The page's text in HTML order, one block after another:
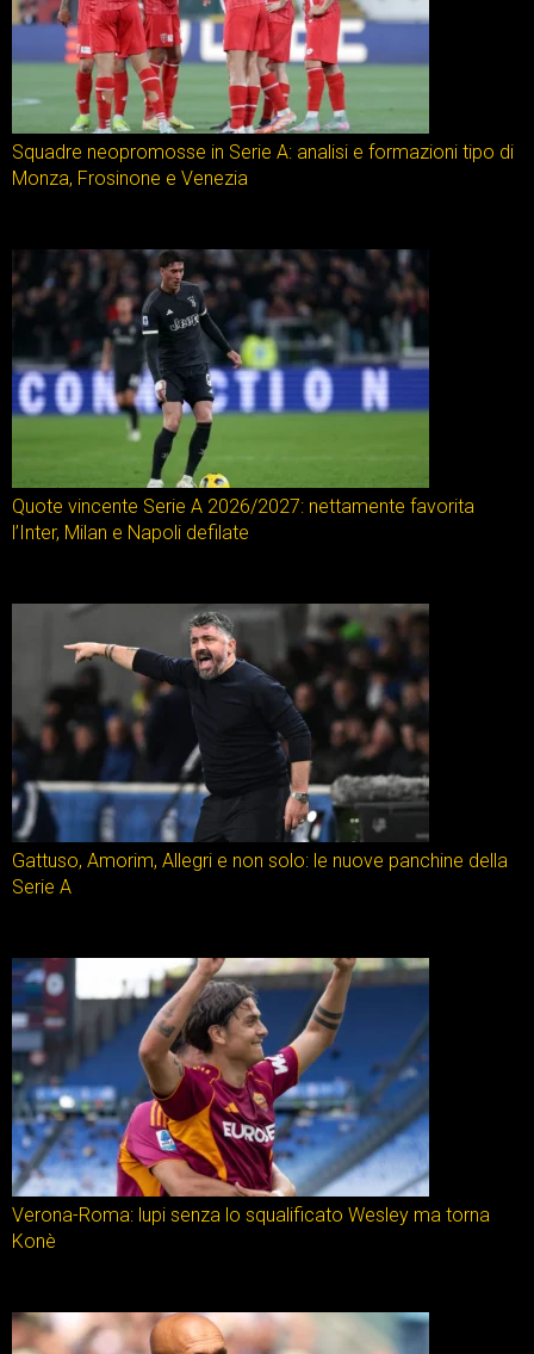
Squadre neopromosse in Serie A: analisi e formazioni tipo di
Monza, Frosinone e Venezia
Quote vincente Serie A 2026/2027: nettamente favorita
l’Inter, Milan e Napoli defilate
Gattuso, Amorim, Allegri e non solo: le nuove panchine della
Serie A
Verona-Roma: lupi senza lo squalificato Wesley ma torna
Konè